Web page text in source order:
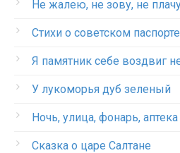
Не жалею, не зову, не
Стихи о советском паспорте
Я памятник себе воздвиг
У лукоморья дуб зеленый
Ночь, улица, фонарь, аптека
Сказка о царе Салтане